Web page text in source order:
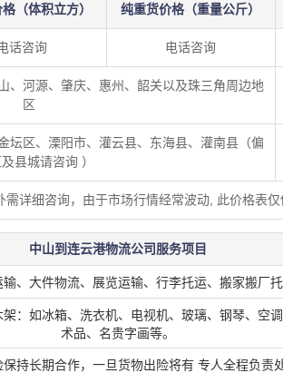
（体积立方） 纯重货价格（重量公斤）
话咨询 电话咨询
、河源、肇庆、惠州、韶关以及珠三角周边地
区
坛区、溧阳市、灌云县、东海县、灌南县（偏
县城请咨询 ）
详细咨询，由于市场行情经常波动, 此价格表仅
中山到连云港物流公司服务项目
、大件物流、展览运输、行李托运、搬家搬厂
：如冰箱、洗衣机、 电视机、玻璃、钢琴、 空
术品、名贵字画等。
保持长期合作，一旦货物出险将有 专人全程负责